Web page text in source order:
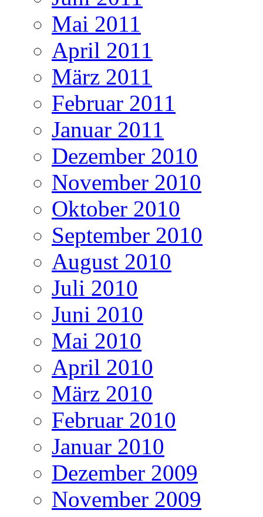
Mai 2011
April 2011
März 2011
Februar 2011
Januar 2011
Dezember 2010
November 2010
Oktober 2010
September 2010
August 2010
Juli 2010
Juni 2010
Mai 2010
April 2010
März 2010
Februar 2010
Januar 2010
Dezember 2009
November 2009